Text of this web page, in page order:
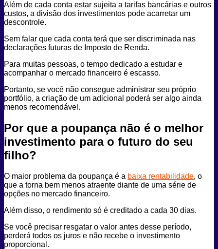
Além de cada conta estar sujeita a tarifas bancárias e outros
custos, a divisão dos investimentos pode acarretar um
descontrole.
Sem falar que cada conta terá que ser discriminada nas
declarações futuras de Imposto de Renda.
Para muitas pessoas, o tempo dedicado a estudar e
acompanhar o mercado financeiro é escasso.
Portanto, se você não consegue administrar seu próprio
portfólio, a criação de um adicional poderá ser algo ainda
menos recomendável.
Por que a poupança não é o melhor
investimento para o futuro do seu
filho?
O maior problema da poupança é a baixa rentabilidade, o
que a torna bem menos atraente diante de uma série de
opções no mercado financeiro.
Além disso, o rendimento só é creditado a cada 30 dias.
Se você precisar resgatar o valor antes desse período,
perderá todos os juros e não recebe o investimento
proporcional.